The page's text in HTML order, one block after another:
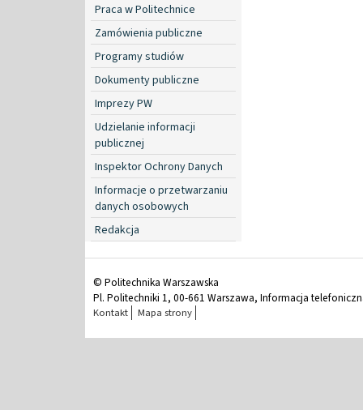
Praca w Politechnice
Zamówienia publiczne
Programy studiów
Dokumenty publiczne
Imprezy PW
Udzielanie informacji
publicznej
Inspektor Ochrony Danych
Informacje o przetwarzaniu
danych osobowych
Redakcja
© Politechnika Warszawska
Pl. Politechniki 1, 00-661 Warszawa, Informacja
Kontakt Mapa strony